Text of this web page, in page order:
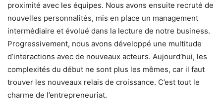
proximité avec les équipes. Nous avons ensuite recruté de
nouvelles personnalités, mis en place un management
intermédiaire et évolué dans la lecture de notre business.
Progressivement, nous avons développé une multitude
d’interactions avec de nouveaux acteurs. Aujourd’hui, les
complexités du début ne sont plus les mêmes, car il faut
trouver les nouveaux relais de croissance. C’est tout le
charme de l’entrepreneuriat.